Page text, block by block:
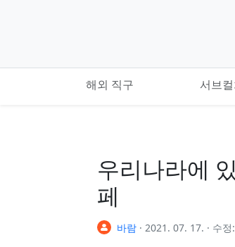
해외 직구 서브
우리나라에
페
바람 · 2021. 07. 17. · 수정: